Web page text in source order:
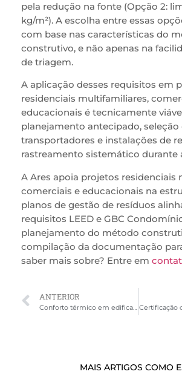
pela redução na fonte (Opção 2:
kg/m²). A escolha entre essas
com base nas características do
construtivo, e não apenas na
de triagem.
A aplicação desses requisitos em
residenciais multifamiliares,
educacionais é tecnicamente
planejamento antecipado,
transportadores e instalações de
rastreamento sistemático durante
A Ares apoia projetos residenciais
comerciais e educacionais na
planos de gestão de resíduos
requisitos LEED e GBC
planejamento do método
compilação da documentação
saber mais sobre? Entre em
ANTERIOR
Conforto térmico em edificações de saúde: requisitos técnicos, normas e o papel da simulação
MAIS ARTIGOS COMO